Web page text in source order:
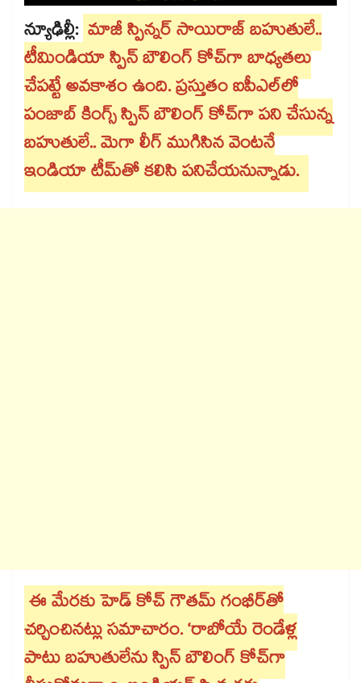
న్యూఢిల్లీ: మాజీ స్పిన్నర్‌‌‌‌‌‌‌‌‌‌‌‌‌‌‌‌ సాయిరాజ్‌‌‌‌‌‌‌‌‌‌‌‌‌‌‌‌ బహుతులే..
టీమిండియా స్పిన్‌‌‌‌‌‌‌‌‌‌‌‌‌‌‌‌ బౌలింగ్‌‌‌‌‌‌‌‌‌‌‌‌‌‌‌‌ కోచ్‌‌‌‌‌‌‌‌‌‌‌‌‌‌‌‌గా బాధ్యతలు
చేపట్టే అవకాశం ఉంది. ప్రస్తుతం ఐపీఎల్‌‌‌‌‌‌‌‌‌‌‌‌‌‌‌‌లో
పంజాబ్‌‌‌‌‌‌‌‌‌‌‌‌‌‌‌‌ కింగ్స్‌‌‌‌‌‌‌‌‌‌‌‌‌‌‌‌ స్పిన్‌‌‌‌‌‌‌‌‌‌‌‌‌‌‌‌ బౌలింగ్‌‌‌‌‌‌‌‌‌‌‌‌‌‌‌‌ కోచ్‌‌‌‌‌‌‌‌‌‌‌‌‌‌‌‌గా పని చేసున్న
బహుతులే.. మెగా లీగ్‌‌‌‌‌‌‌‌‌‌‌‌‌‌‌‌ ముగిసిన వెంటనే
ఇండియా టీమ్‌‌‌‌‌‌‌‌‌‌‌‌‌‌‌‌తో కలిసి పనిచేయనున్నాడు.
ఈ మేరకు హెడ్‌‌‌‌‌‌‌‌‌‌‌‌‌‌‌‌ కోచ్‌‌‌‌‌‌‌‌‌‌‌‌‌‌‌‌ గౌతమ్‌‌‌‌‌‌‌‌‌‌‌‌‌‌‌‌ గంభీర్‌‌‌‌‌‌‌‌‌‌‌‌‌‌‌‌తో
చర్చించినట్లు సమాచారం. ‘రాబోయే రెండేళ్ల
పాటు బహుతులేను స్పిన్‌‌‌‌‌‌‌‌‌‌‌‌‌‌‌‌ బౌలింగ్‌‌‌‌‌‌‌‌‌‌‌‌‌‌‌‌ కోచ్‌‌‌‌‌‌‌‌‌‌‌‌‌‌‌‌గా